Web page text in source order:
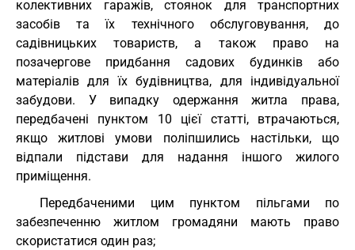
колективних гаражів, стоянок для транспортних
засобів та їх технічного обслуговування, до
садівницьких товариств, а також право на
позачергове придбання садових будинків або
матеріалів для їх будівництва, для індивідуальної
забудови. У випадку одержання житла права,
передбачені пунктом 10 цієї статті, втрачаються,
якщо житлові умови поліпшились настільки, що
відпали підстави для надання іншого жилого
приміщення.
Передбаченими цим пунктом пільгами по
забезпеченню житлом громадяни мають право
скористатися один раз;